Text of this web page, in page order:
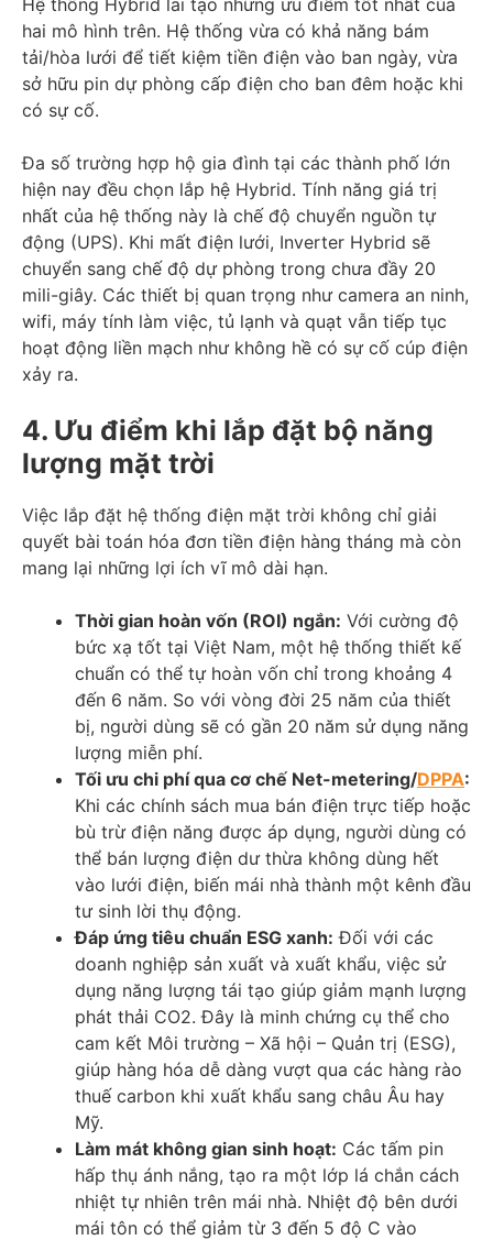
hai mô hình trên. Hệ thống vừa có khả năng bám
tải/hòa lưới để tiết kiệm tiền điện vào ban ngày, vừa
sở hữu pin dự phòng cấp điện cho ban đêm hoặc khi
có sự cố.
Đa số trường hợp hộ gia đình tại các thành phố lớn
hiện nay đều chọn lắp hệ Hybrid. Tính năng giá trị
nhất của hệ thống này là chế độ chuyển nguồn tự
động (UPS). Khi mất điện lưới, Inverter Hybrid sẽ
chuyển sang chế độ dự phòng trong chưa đầy 20
mili-giây. Các thiết bị quan trọng như camera an ninh,
wifi, máy tính làm việc, tủ lạnh và quạt vẫn tiếp tục
hoạt động liền mạch như không hề có sự cố cúp điện
xảy ra.
4. Ưu điểm khi lắp đặt bộ năng
lượng mặt trời
Việc lắp đặt hệ thống điện mặt trời không chỉ giải
quyết bài toán hóa đơn tiền điện hàng tháng mà còn
mang lại những lợi ích vĩ mô dài hạn.
Thời gian hoàn vốn (ROI) ngắn: Với cường độ
bức xạ tốt tại Việt Nam, một hệ thống thiết kế
chuẩn có thể tự hoàn vốn chỉ trong khoảng 4
đến 6 năm. So với vòng đời 25 năm của thiết
bị, người dùng sẽ có gần 20 năm sử dụng năng
lượng miễn phí.
Tối ưu chi phí qua cơ chế Net-metering/DPPA:
Khi các chính sách mua bán điện trực tiếp hoặc
bù trừ điện năng được áp dụng, người dùng có
thể bán lượng điện dư thừa không dùng hết
vào lưới điện, biến mái nhà thành một kênh đầu
tư sinh lời thụ động.
Đáp ứng tiêu chuẩn ESG xanh: Đối với các
doanh nghiệp sản xuất và xuất khẩu, việc sử
dụng năng lượng tái tạo giúp giảm mạnh lượng
phát thải CO2. Đây là minh chứng cụ thể cho
cam kết Môi trường – Xã hội – Quản trị (ESG),
giúp hàng hóa dễ dàng vượt qua các hàng rào
thuế carbon khi xuất khẩu sang châu Âu hay
Mỹ.
Làm mát không gian sinh hoạt: Các tấm pin
hấp thụ ánh nắng, tạo ra một lớp lá chắn cách
nhiệt tự nhiên trên mái nhà. Nhiệt độ bên dưới
mái tôn có thể giảm từ 3 đến 5 độ C vào